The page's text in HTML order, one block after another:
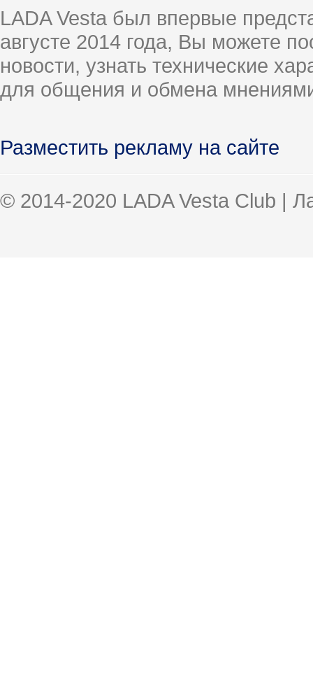
LADA Vesta был впервые
августе 2014 года, Вы можете
новости, узнать технические
для общения и обмена
Разместить рекламу на сайте
© 2014-2020 LADA Vesta Club |